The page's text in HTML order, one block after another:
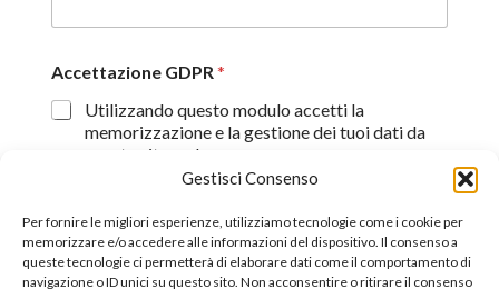
Gestisci Consenso
Per fornire le migliori esperienze, utilizziamo tecnologie come i cookie per
memorizzare e/o accedere alle informazioni del dispositivo. Il consenso a
queste tecnologie ci permetterà di elaborare dati come il comportamento di
navigazione o ID unici su questo sito. Non acconsentire o ritirare il consenso
Accettazione GDPR*
Utilizzando questo modulo accetti la
memorizzazione e la gestione dei tuoi dati da
questo sito web.
Proseguendo, dichiaro di aver preso visione
Invia